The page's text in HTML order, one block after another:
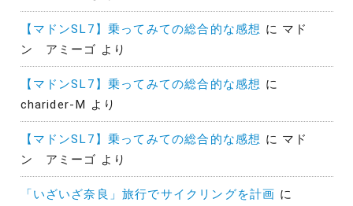
【マドンSL7】乗ってみての総合的な感想 に マド
ン アミーゴ より
【マドンSL7】乗ってみての総合的な感想 に
charider-M より
【マドンSL7】乗ってみての総合的な感想 に マド
ン アミーゴ より
「いざいざ奈良」旅行でサイクリングを計画 に